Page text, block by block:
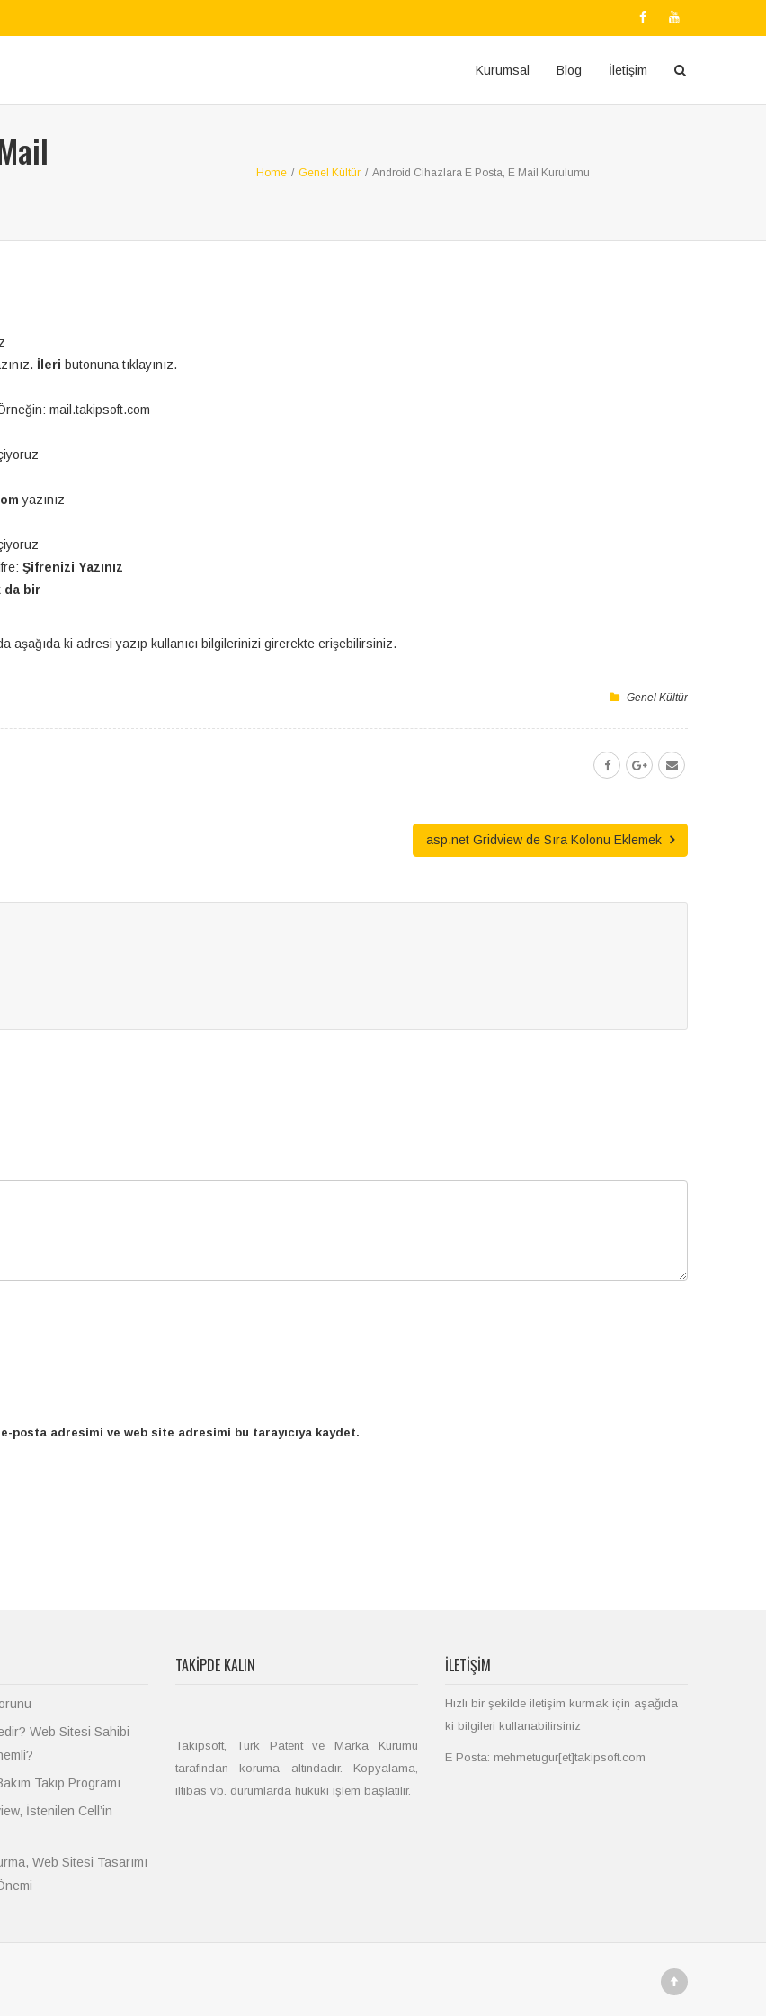
Kurumsal Blog İletişim
Home / Genel Kültür / Android Cihazlara E Posta, E Mail Kurulumu
İleri butonuna tıklayınız.
mail.takipsoft.com
yazınız
Şifrenizi Yazınız
da bir
aşağıda ki adresi yazıp kullanıcı bilgilerinizi girerekte erişebilirsiniz.
Genel Kültür
asp.net Gridview de Sıra Kolonu Eklemek
posta adresimi ve web site adresimi bu tarayıcıya kaydet.
Web Sitesi Sahibi
Takip Programı
İstenilen Cell’in
Web Sitesi Tasarımı
TAKIPDE KALIN
Takipsoft, Türk Patent ve Marka Kurumu
tarafından koruma altındadır. Kopyalama,
iltibas vb. durumlarda hukuki işlem başlatılır.
İLETIŞIM
Hızlı bir şekilde iletişim kurmak için aşağıda
ki bilgileri kullanabilirsiniz
E Posta: mehmetugur[et]takipsoft.com